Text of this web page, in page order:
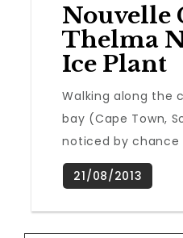
Nouvelle
Thelma
Ice Plant
Walking along the
bay (Cape Town,
noticed by chance